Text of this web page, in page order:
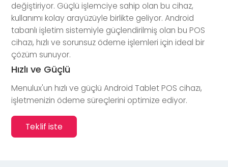
değiştiriyor. Güçlü işlemciye sahip olan bu cihaz,
kullanımı kolay arayüzüyle birlikte geliyor. Android
tabanlı işletim sistemiyle güçlendirilmiş olan bu POS
cihazı, hızlı ve sorunsuz ödeme işlemleri için ideal bir
çözüm sunuyor.
Hızlı ve Güçlü
Menulux'un hızlı ve güçlü Android Tablet POS cihazı,
işletmenizin ödeme süreçlerini optimize ediyor.
Teklif iste